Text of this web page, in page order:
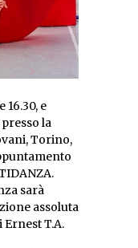
16.30, e
la
Torino,
sarà
assoluta
Ernest T.A.